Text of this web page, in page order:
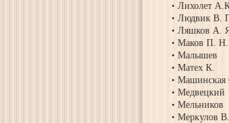
Лихолет
Людвик В.
Ляшков А.
Маков П. Н.
Малышев
Матех К.
Машинская
Медвецкий
Мельников
Меркулов